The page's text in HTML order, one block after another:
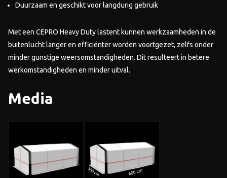
Duurzaam en geschikt voor langdurig gebruik
Met een CEPRO Heavy Duty lastent kunnen werkzaamheden in de
buitenlucht langer en efficiënter worden voortgezet, zelfs onder
minder gunstige weersomstandigheden. Dit resulteert in betere
werkomstandigheden en minder uitval.
Media